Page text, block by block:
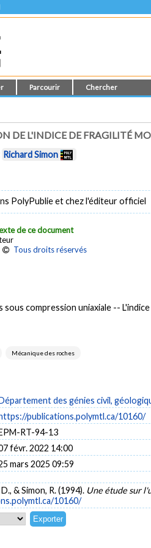
Parcourir Chercher
DE L'INDICE DE FRAGILITÉ
Richard Simon
PolyPublie et chez l'éditeur officiel
de ce document
Tous droits réservés
compression uniaxiale --
Mécanique des roches
des génies civil,
publications.polymtl.ca/10160/
RT-94-13
févr. 2022 14:00
mars 2025 09:59
& Simon, R. (1994). Une étude sur
10160/